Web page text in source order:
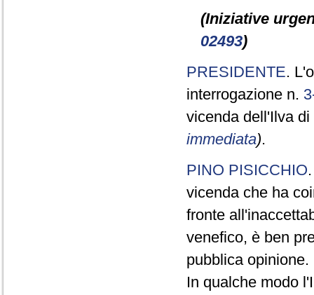
(Iniziative
02493)
PRESIDENTE.
interrogazione n.
vicenda dell'Ilva
immediata).
PINO PISICCHIO
vicenda che ha
fronte
venefico, è ben
pubblica opinione.
In qualche modo